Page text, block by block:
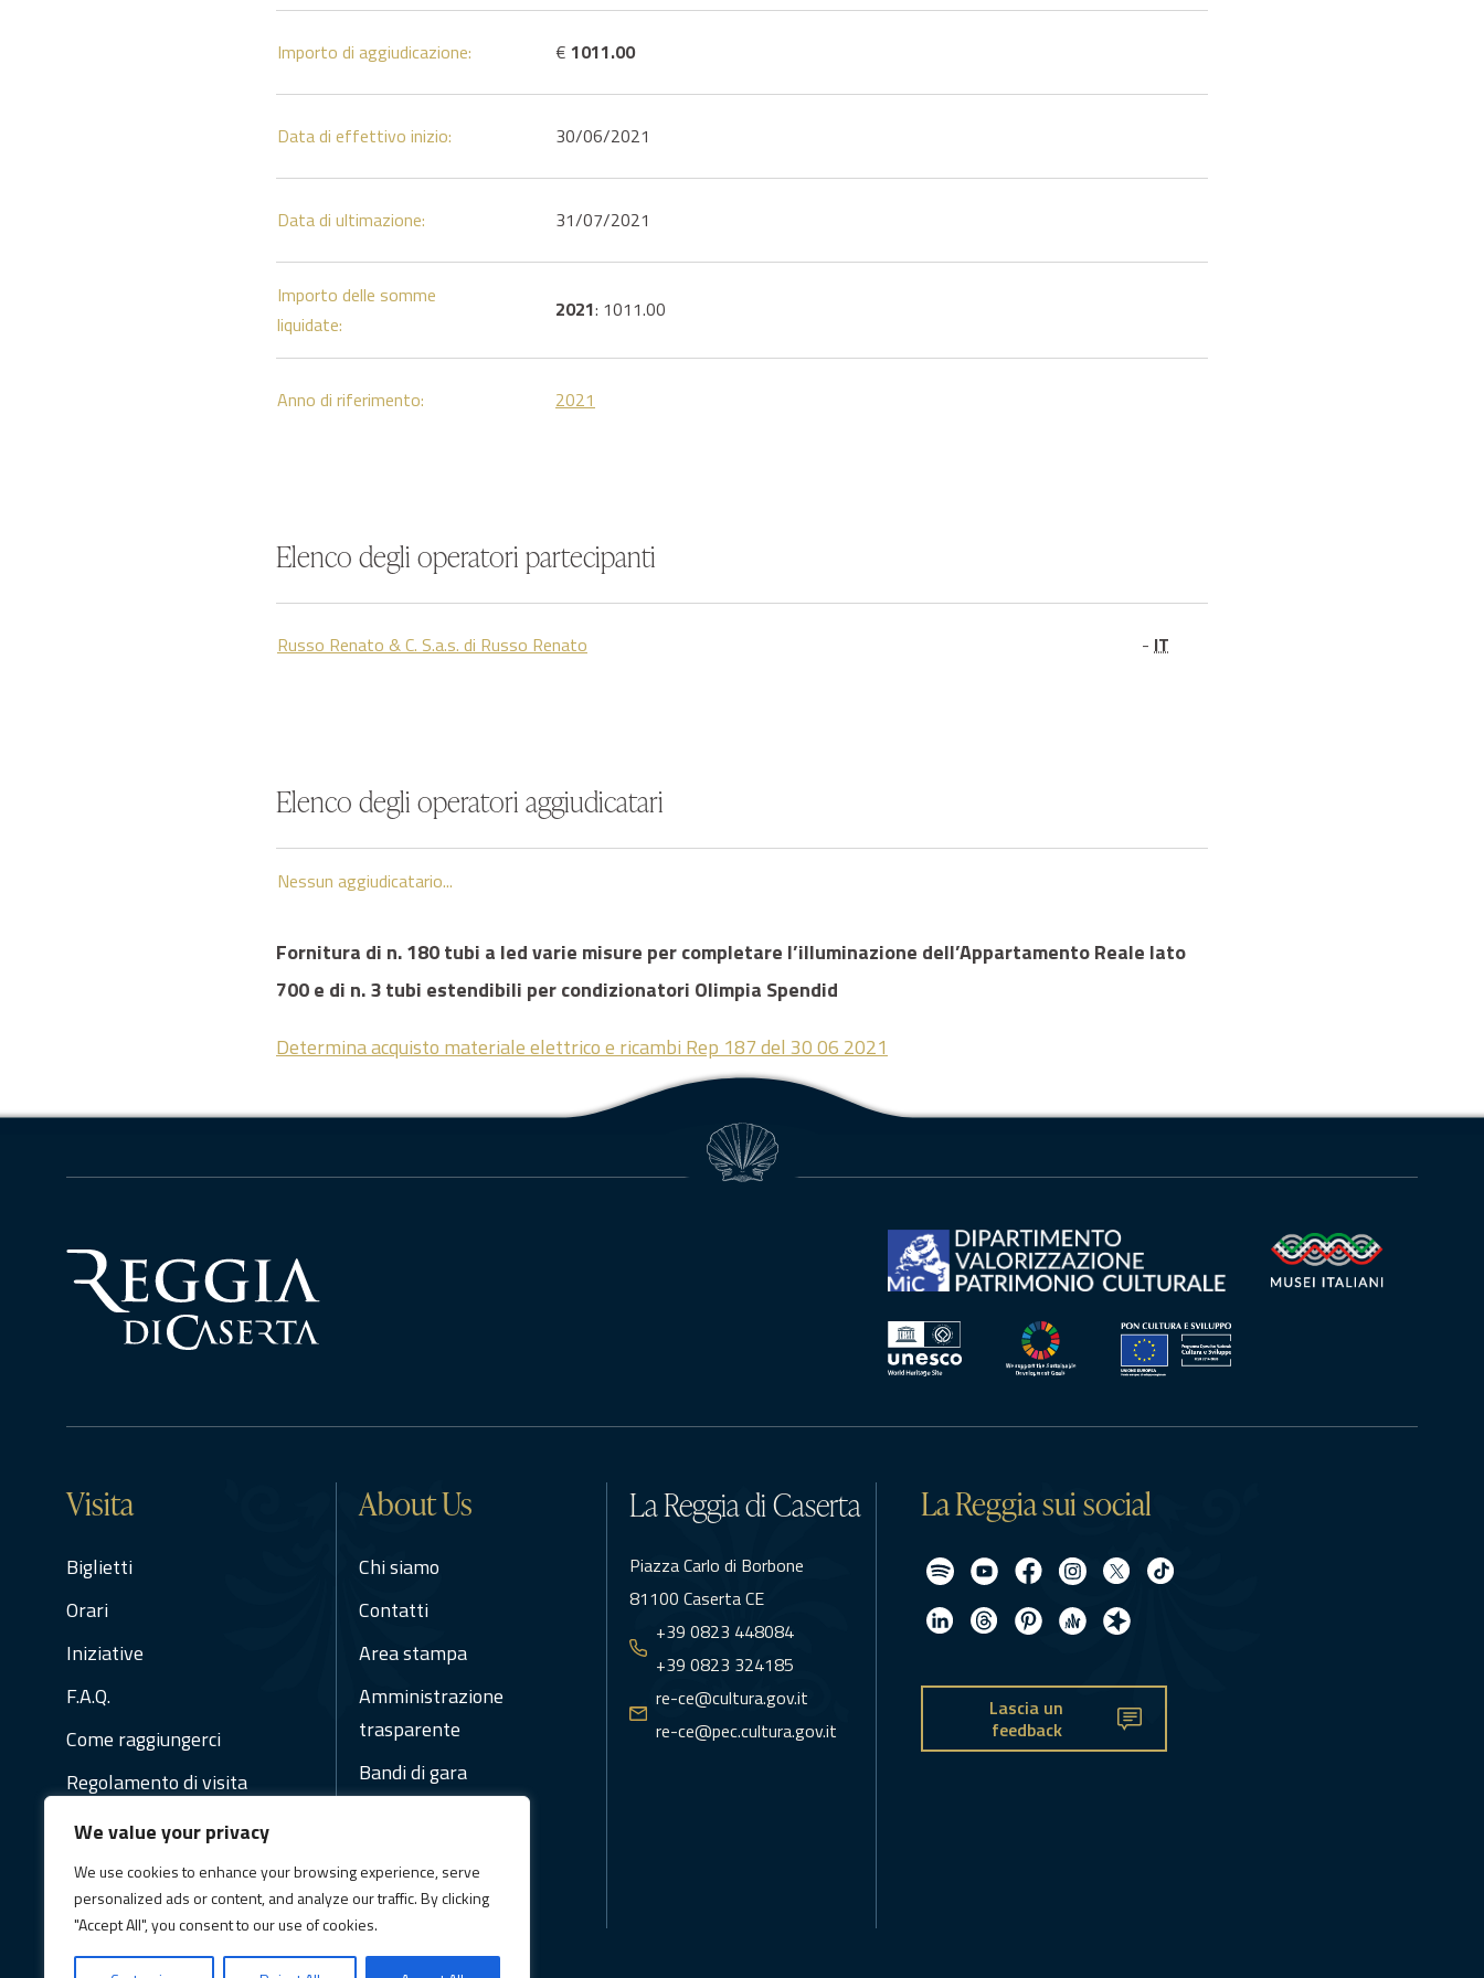
We value your privacy
We use cookies to enhance your browsing experience, serve
personalized ads or content, and analyze our traffic. By clicking
"Accept All", you consent to our use of cookies.
Importo di aggiudicazione: € 1011.00
Data di effettivo inizio: 30/06/2021
Data di ultimazione: 31/07/2021
Importo delle somme
liquidate:
2021: 1011.00
Anno di riferimento: 2021
Elenco degli operatori partecipanti
Russo Renato & C. S.a.s. di Russo Renato - IT
Elenco degli operatori aggiudicatari
Nessun aggiudicatario...
Fornitura di n. 180 tubi a led varie misure per completare l’illuminazione dell’Appartamento Reale lato
700 e di n. 3 tubi estendibili per condizionatori Olimpia Spendid
Determina acquisto materiale elettrico e ricambi Rep 187 del 30 06 2021
Visita
Biglietti
Orari
Iniziative
F.A.Q.
Come raggiungerci
Regolamento di visita
About Us
Chi siamo
Contatti
Area stampa
Amministrazione
trasparente
Bandi di gara
Newsletter
La Reggia di Caserta
Piazza Carlo di Borbone
81100 Caserta CE
+39 0823 448084
+39 0823 324185
re-ce@cultura.gov.it
re-ce@pec.cultura.gov.it
La Reggia sui social
Lascia un
feedback